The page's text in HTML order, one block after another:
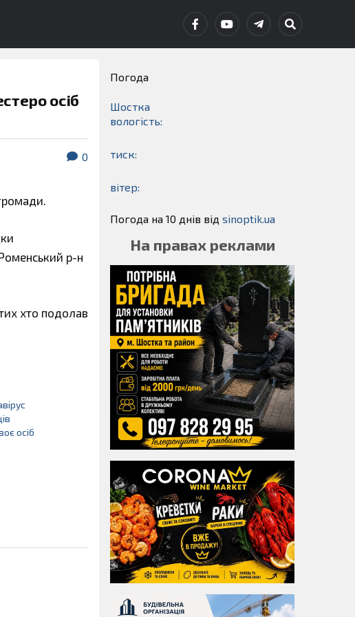
осіб
0
р-н
хто подолав
осіб
Погода
Шостка
вологість:
тиск:
вітер:
Погода на 10 днів від sinoptik.ua
На правах реклами